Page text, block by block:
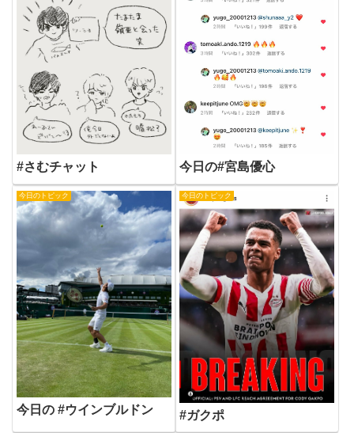
#さむチャット 今日の#宮島優心
今日のトピック
今日の #ウインブルドン
今日のトピック
#ガクポ